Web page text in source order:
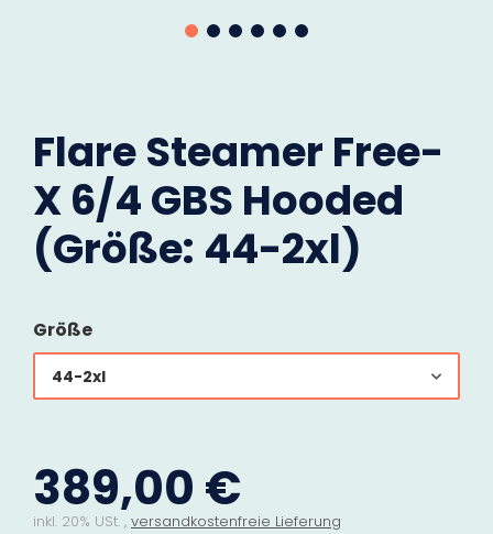
Flare Steamer Free-
X 6/4 GBS Hooded
(Größe: 44-2xl)
Größe
44-2xl
389,00 €
inkl. 20% USt. , versandkostenfreie Lieferung